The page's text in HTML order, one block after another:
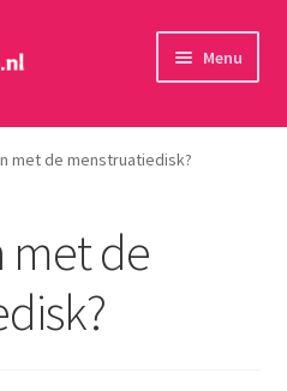
Menu
met de menstruatiedisk?
met de